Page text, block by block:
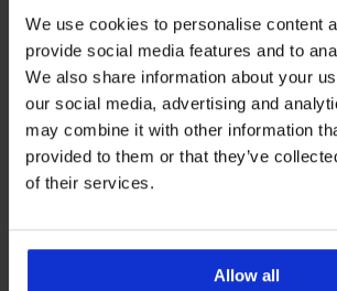
We use cookies to personalise content
provide social media features and to
We also share information about your
our social media, advertising and
may combine it with other information
provided to them or that they’ve
of their services.
Allow all
-25 % ALL25
Sportska majica bez rukava
ONLY Play ONPAlma
27,99 €
-25 %
Sportska
ONLY